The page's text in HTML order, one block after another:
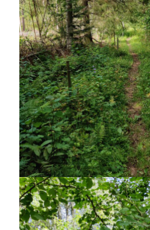
Ninlil(35)
Personligt/Åsikter(161)
Resor(111)
Tävling(159)
Träningar(63)
Utrustning(47)
Senaste kommentarerna
EllenomVINST!!!
CamillaomVINST!!!
EllenomJOSEF
EllenomSPAM
CamillaomSPAM